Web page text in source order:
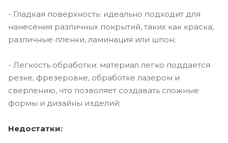
- Гладкая поверхность: идеально подходит для
нанесения различных покрытий, таких как краска,
различные пленки, ламинация или шпон;
- Легкость обработки: материал легко поддается
резке, фрезеровке, обработке лазером и
сверлению, что позволяет создавать сложные
формы и дизайны изделий;
Недостатки: